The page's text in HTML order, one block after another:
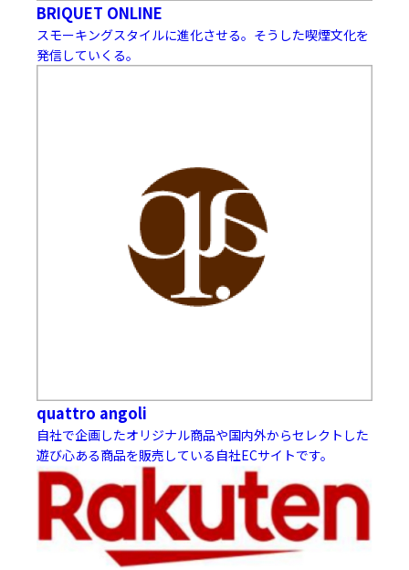
BRIQUET ONLINE
スモーキングスタイルに進化させる。そうした喫煙文化を
発信していくる。
quattro angoli
自社で企画したオリジナル商品や国内外からセレクトした
遊び心ある商品を販売している自社ECサイトです。